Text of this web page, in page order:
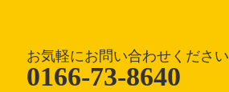
お気軽にお問い合わせください
0166-73-8640